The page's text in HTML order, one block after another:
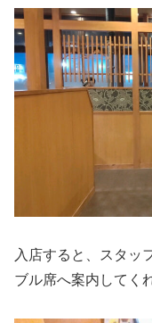
入店すると、スタッ
ブル席へ案内してく